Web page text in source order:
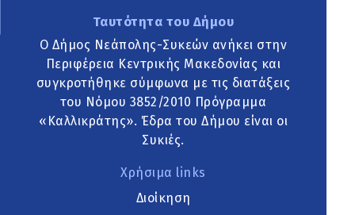
Ταυτότητα του Δήμου
Ο Δήμος Νεάπολης-Συκεών ανήκει στην
Περιφέρεια Κεντρικής Μακεδονίας και
συγκροτήθηκε σύμφωνα με τις διατάξεις
του Νόμου 3852/2010 Πρόγραμμα
«Καλλικράτης». Έδρα του Δήμου είναι οι
Συκιές.
Χρήσιμα links
Διοίκηση